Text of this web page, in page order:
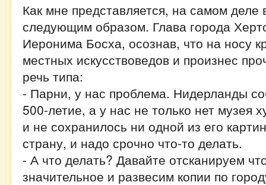
Как мне представляется, на самом деле
следующим образом. Глава города
Иеронима Босха, осознав, что на носу
местных искусствоведов и произнес
речь типа:
- Парни, у нас проблема. Нидерланды
500-летие, а у нас не только нет музея
и не сохранилось ни одной из его
страну, и надо срочно что-то делать.
- А что делать? Давайте отсканируем
значительное и развесим копии по